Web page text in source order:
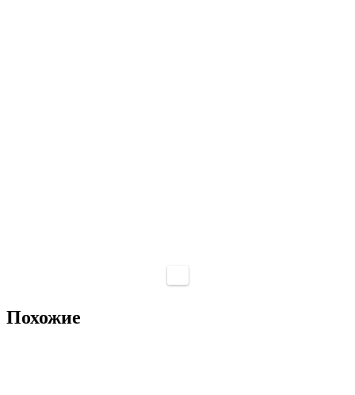
Похожие